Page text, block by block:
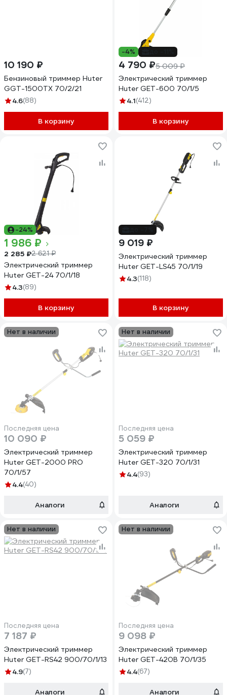
10 190 ₽
Бензиновый триммер Huter
GGT-1500TX 70/2/21
4.6(88)
В корзину
-4%
4 790 ₽5 009 ₽
Электрический триммер
Huter GET-600 70/1/5
4.1(412)
В корзину
-24%
1 986 ₽
2 285 ₽2 621 ₽
Электрический триммер
Huter GET-24 70/1/18
4.3(89)
В корзину
9 019 ₽
Электрический триммер
Huter GET-LS45 70/1/19
4.3(118)
В корзину
Нет в наличии
Последняя цена
10 090 ₽
Электрический триммер
Huter GET-2000 PRO
70/1/57
4.4(40)
Аналоги
Нет в наличии
Последняя цена
5 059 ₽
Электрический триммер
Huter GET-320 70/1/31
4.4(93)
Аналоги
Нет в наличии
Последняя цена
7 187 ₽
Электрический триммер
Huter GET-RS42 900/70/1/13
4.9(7)
Аналоги
Нет в наличии
Последняя цена
9 098 ₽
Электрический триммер
Huter GET-420B 70/1/35
4.4(67)
Аналоги